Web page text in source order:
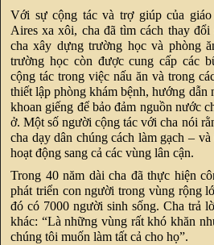
Với sự cộng tác và trợ giúp của
Aires xa xôi, cha đã tìm cách thay đổi
cha xây dựng trường học và phòng
trường học còn được cung cấp các
cộng tác trong việc nấu ăn và trong
thiết lập phòng khám bệnh, hướng dẫn
khoan giếng để bảo đảm nguồn nước
ở. Một số người cộng tác với cha nói
cha dạy dân chúng cách làm gạch –
hoạt động sang cả các vùng lân cận.
Trong 40 năm dài cha đã thực hiện
phát triển con người trong vùng rộng
đó có 7000 người sinh sống. Cha trả
khác: “Là những vùng rất khó khăn
chúng tôi muốn làm tất cả cho họ”.